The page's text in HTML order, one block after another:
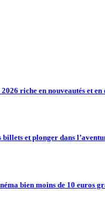
riche en nouveautés et en
et plonger dans
bien moins de 10 euros